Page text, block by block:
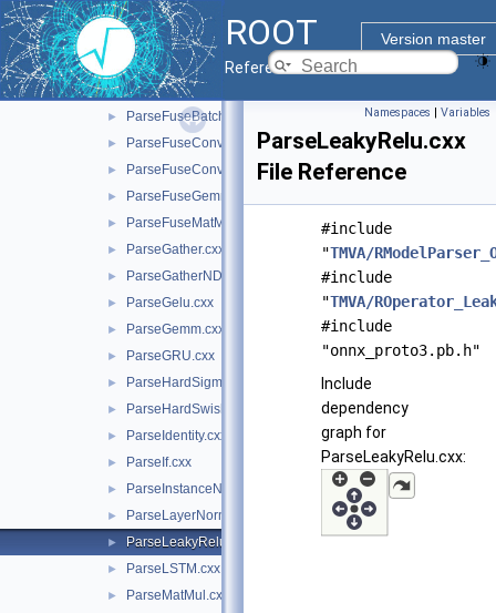
ROOT
Version master
Reference Guide
► ParseElu.cxx
► ParseErf.cxx
ParseExpand.cxx
► ParseEyeLike.cxx
► ParseFuseBatchnormRelu.cxx
► ParseFuseConvAdd.cxx
► ParseFuseConvTransposeAdd.cxx
► ParseFuseGemmRelu.cxx
► ParseFuseMatMulAdd.cxx
► ParseGather.cxx
► ParseGatherND.cxx
► ParseGelu.cxx
► ParseGemm.cxx
► ParseGRU.cxx
► ParseHardSigmoid.cxx
► ParseHardSwish.cxx
► ParseIdentity.cxx
► ParseIf.cxx
► ParseInstanceNormalization.cxx
► ParseLayerNormalization.cxx
► ParseLeakyRelu.cxx
► ParseLSTM.cxx
► ParseMatMul.cxx
Namespaces | Variables
ParseLeakyRelu.cxx
File Reference
#include
"TMVA/
#include
"TMVA/
#include
"onnx_proto3.pb.h"
Include
dependency
graph for
ParseLeakyRelu.cxx: